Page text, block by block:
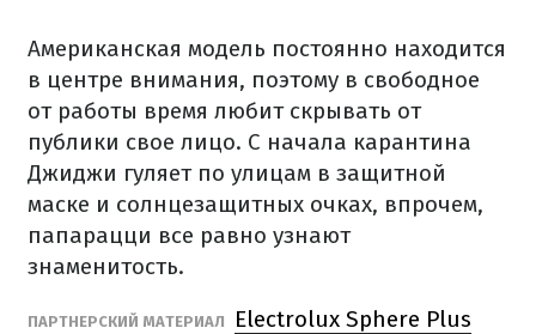
Американская модель постоянно находится
в центре внимания, поэтому в свободное
от работы время любит скрывать от
публики свое лицо. С начала карантина
Джиджи гуляет по улицам в защитной
маске и солнцезащитных очках, впрочем,
папарацци все равно узнают
знаменитость.
ПАРТНЕРСКИЙ МАТЕРИАЛ
Electrolux Sphere Plus